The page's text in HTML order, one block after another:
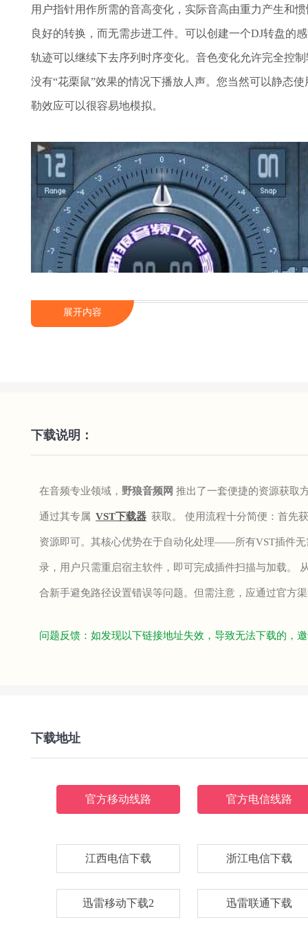
用户指针用作所需的音高变化，实际音高由重力产生和
良好的转换，而无需步进工件。可以创建一个DJ转盘的
轨迹可以继续下去序列时序变化。音色变化允许完全控
没有“花栗鼠”效果的情况下播放人声。您当然可以静态
勒效应可以很容易地模拟。
展开内容
下载说明：
在音频专业领域， 野狼音频网 推出了一套便捷的资源获取
通过其专属 VST下载器 获取。 使用流程十分简便：首先
资源即可。其核心优势在于自动化处理——所有VST插件
录，用户只需重启宿主软件，即可完成插件扫描与加载。
合新手避免路径设置错误等问题。但需注意，应通过官方
问题反馈：如发现以下链接地址失效，导致无法下载的，
下载地址
官方移动线路 官方电信线路
江西电信下载 浙江电信下载
迅雷移动下载2 迅雷联通下载